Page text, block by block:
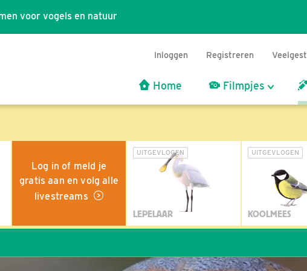
voor vogels en natuur
Inloggen Registreren
Home Filmpjes
Log in of meld je
gratis aan en volg alle
livestreams
UITGEVLOGEN
LEPELAAR
UITGEVLOGEN
KOOLMEES
Wil jij